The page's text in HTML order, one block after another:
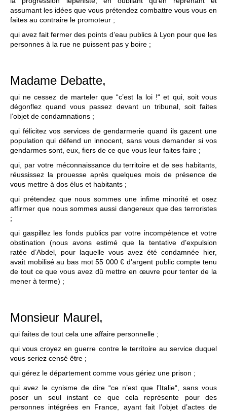
assumant les idées que vous prétendez combattre vous vous en
faites au contraire le promoteur ;
qui avez fait fermer des points d’eau publics à Lyon pour que les
personnes à la rue ne puissent pas y boire ;
Madame Debatte,
qui ne cessez de marteler que “c’est la loi !“ et qui, soit vous
dégonflez quand vous passez devant un tribunal, soit faites
l’objet de condamnations ;
qui félicitez vos services de gendarmerie quand ils gazent une
population qui défend un innocent, sans vous demander si vos
gendarmes sont, eux, fiers de ce que vous leur faites faire ;
qui, par votre méconnaissance du territoire et de ses habitants,
réussissez la prouesse après quelques mois de présence de
vous mettre à dos élus et habitants ;
qui prétendez que nous sommes une infime minorité et osez
affirmer que nous sommes aussi dangereux que des terroristes
;
qui gaspillez les fonds publics par votre incompétence et votre
obstination (nous avons estimé que la tentative d’expulsion
ratée d’Abdel, pour laquelle vous avez été condamnée hier,
avait mobilisé au bas mot 55 000 € d’argent public compte tenu
de tout ce que vous avez dû mettre en œuvre pour tenter de la
mener à terme) ;
Monsieur Maurel,
qui faites de tout cela une affaire personnelle ;
qui vous croyez en guerre contre le territoire au service duquel
vous seriez censé être ;
qui gérez le département comme vous gériez une prison ;
qui avez le cynisme de dire “ce n’est que l’Italie“, sans vous
poser un seul instant ce que cela représente pour des
personnes intégrées en France, ayant fait l’objet d’actes de